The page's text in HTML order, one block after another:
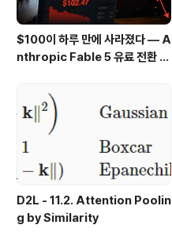
$100이 하루 만에 사라졌다 — A
nthropic Fable 5 유료 전환 사
D2L - 11.2. Attention Poolin
g by Similarity